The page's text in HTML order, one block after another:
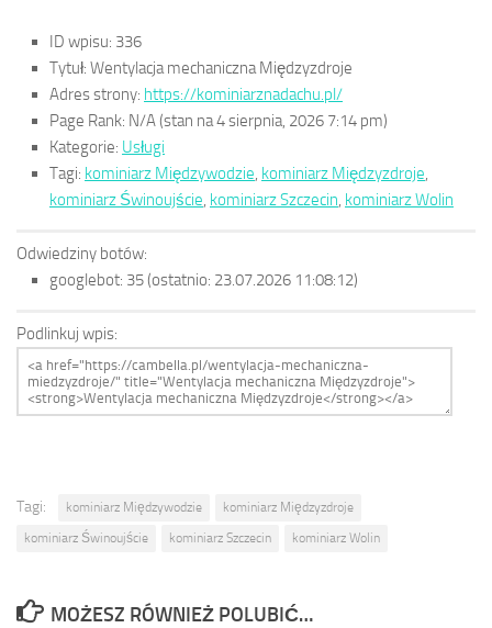
ID wpisu: 336
Tytuł: Wentylacja mechaniczna Międzyzdroje
Adres strony: https://kominiarznadachu.pl/
Page Rank: N/A(stan na 4 sierpnia, 2026 7:14 pm)
Kategorie: Usługi
Tagi: kominiarz Międzywodzie, kominiarz Międzyzdroje,
kominiarz Świnoujście, kominiarz Szczecin, kominiarz Wolin
Odwiedziny botów:
googlebot: 35(ostatnio: 23.07.2026 11:08:12)
Podlinkuj wpis:
Tagi: kominiarz Międzywodzie
kominiarz Międzyzdroje
kominiarz Świnoujście
kominiarz Szczecin kominiarz Wolin
MOŻESZ RÓWNIEŻ POLUBIĆ…